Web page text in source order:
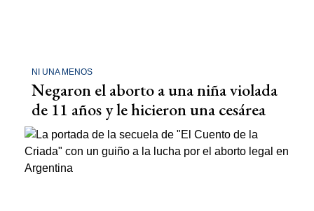
NI UNA MENOS
Negaron el aborto a una niña violada
de 11 años y le hicieron una cesárea